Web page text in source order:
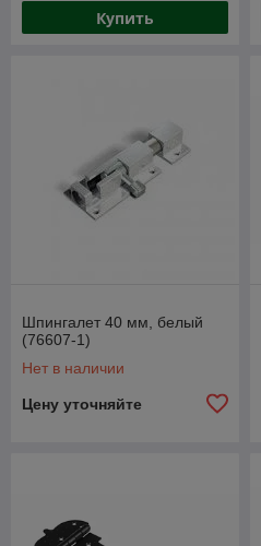
Купить
Шпингалет 40 мм, белый
(76607-1)
Нет в наличии
Цену уточняйте